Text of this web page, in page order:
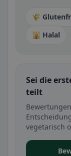
🌾
🕌 Halal
Sei die
teilt
vegetarisch